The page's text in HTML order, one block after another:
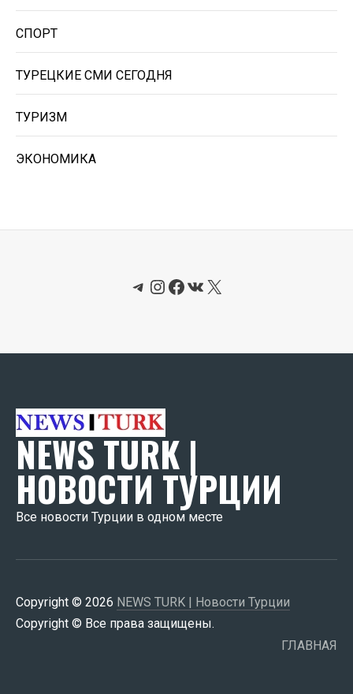
СПОРТ
ТУРЕЦКИЕ СМИ СЕГОДНЯ
ТУРИЗМ
ЭКОНОМИКА
Telegram
Instagram
Facebook
ВКонтакте
X
NEWS TURK |
НОВОСТИ ТУРЦИИ
Все новости Турции в одном месте
Copyright © 2026 NEWS TURK | Новости Турции
Copyright © Все права защищены.
ГЛАВНАЯ